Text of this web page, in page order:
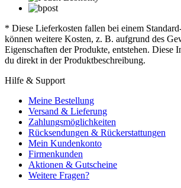
* Diese Lieferkosten fallen bei einem
können weitere Kosten, z. B. aufgrund des
Eigenschaften der Produkte, entstehen. Diese
du direkt in der Produktbeschreibung.
Hilfe & Support
Meine Bestellung
Versand & Lieferung
Zahlungsmöglichkeiten
Rücksendungen & Rückerstattungen
Mein Kundenkonto
Firmenkunden
Aktionen & Gutscheine
Weitere Fragen?